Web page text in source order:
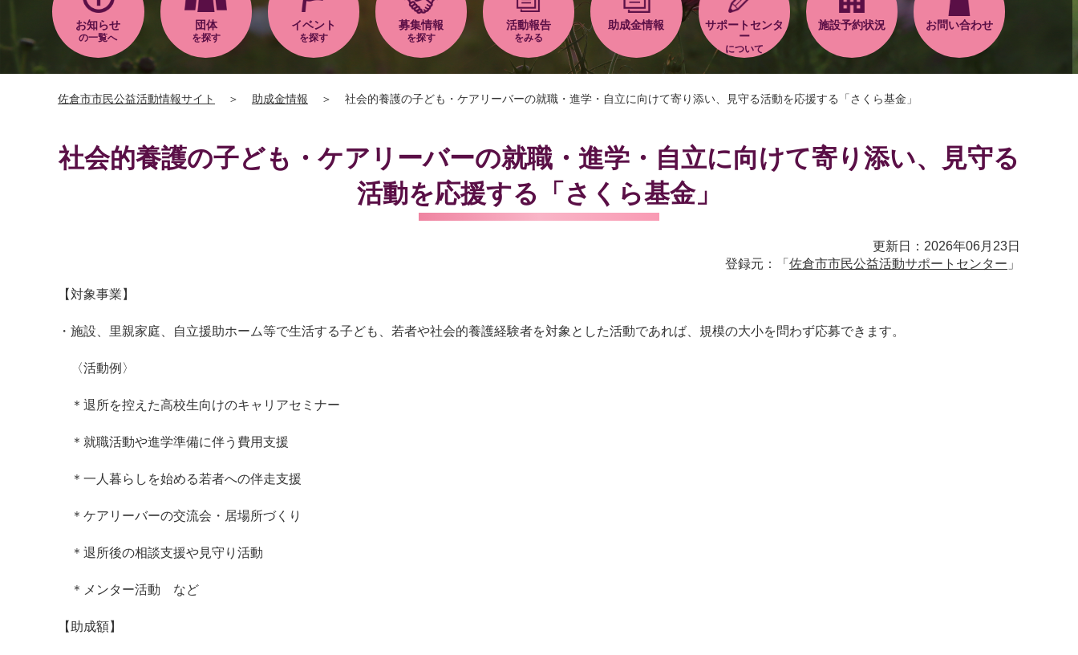
お知らせ
の一覧へ
団体
を探す
イベント
を探す
募集情報
を探す
活動報告
をみる
助成金情報
サポートセンタ
ー
について
施設予約状況 お問い合わせ
佐倉市市民公益活動情報サイト ＞ 助成金情報 ＞ 社会的養護の子ども・ケアリーバーの就職・進学・自立に向けて寄り添い、見守る活動を応援する「さくら基金」
社会的養護の子ども・ケアリーバーの就職・進学・自立に向けて寄り添い、見守る
活動を応援する「さくら基金」
更新日：2026年06月23日
登録元：「 佐倉市市民公益活動サポートセンター 」
【対象事業】
・施設、里親家庭、自立援助ホーム等で生活する子ども、若者や社会的養護経験者を対象とした活動であれば、規模の大小を問わず応募できます。
〈活動例〉
＊退所を控えた高校生向けのキャリアセミナー
＊就職活動や進学準備に伴う費用支援
＊一人暮らしを始める若者への伴走支援
＊ケアリーバーの交流会・居場所づくり
＊退所後の相談支援や見守り活動
＊メンター活動 など
【助成額】